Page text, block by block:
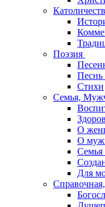
Поэзия
Песнь
Стихи
Семья,
О
О
Семья
Для